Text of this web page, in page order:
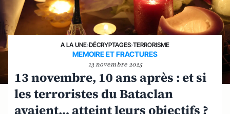
A LA UNE›DÉCRYPTAGES›TERRORISME
MEMOIRE ET FRACTURES
13 novembre 2025
13 novembre, 10 ans après : et si
les terroristes du Bataclan
avaient… atteint leurs objectifs ?